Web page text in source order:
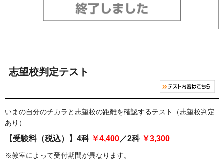
志望校判定テスト
いまの自分のチカラと志望校の距離を確認するテスト（志望校判定
あり）
【受験料（税込）】4科 ￥4,400／2科 ￥3,300
※教室によって受付期間が異なります。